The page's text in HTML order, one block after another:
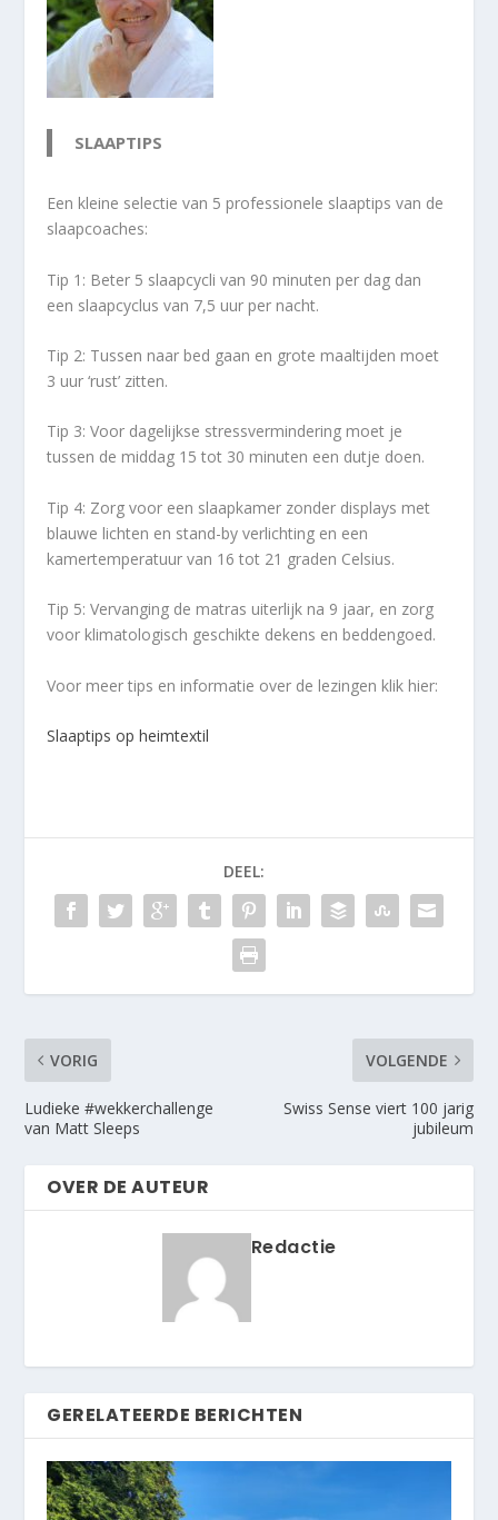
SLAAPTIPS
Een kleine selectie van 5 professionele slaaptips van de
slaapcoaches:
Tip 1: Beter 5 slaapcycli van 90 minuten per dag dan
een slaapcyclus van 7,5 uur per nacht.
Tip 2: Tussen naar bed gaan en grote maaltijden moet
3 uur ‘rust’ zitten.
Tip 3: Voor dagelijkse stressvermindering moet je
tussen de middag 15 tot 30 minuten een dutje doen.
Tip 4: Zorg voor een slaapkamer zonder displays met
blauwe lichten en stand-by verlichting en een
kamertemperatuur van 16 tot 21 graden Celsius.
Tip 5: Vervanging de matras uiterlijk na 9 jaar, en zorg
voor klimatologisch geschikte dekens en beddengoed.
Voor meer tips en informatie over de lezingen klik hier:
Slaaptips op heimtextil
DEEL:
VORIG
Ludieke #wekkerchallenge
van Matt Sleeps
VOLGENDE
Swiss Sense viert 100 jarig
jubileum
OVER DE AUTEUR
Redactie
GERELATEERDE BERICHTEN